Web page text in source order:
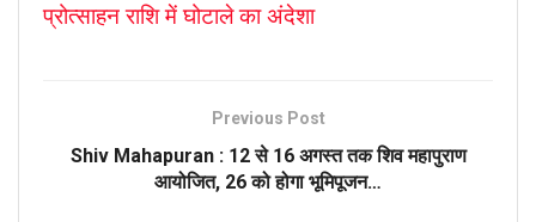
प्रोत्साहन राशि में घोटाले का अंदेशा
Previous Post
Shiv Mahapuran : 12 से 16 अगस्त तक शिव महापुराण
आयोजित, 26 को होगा भूमिपूजन…